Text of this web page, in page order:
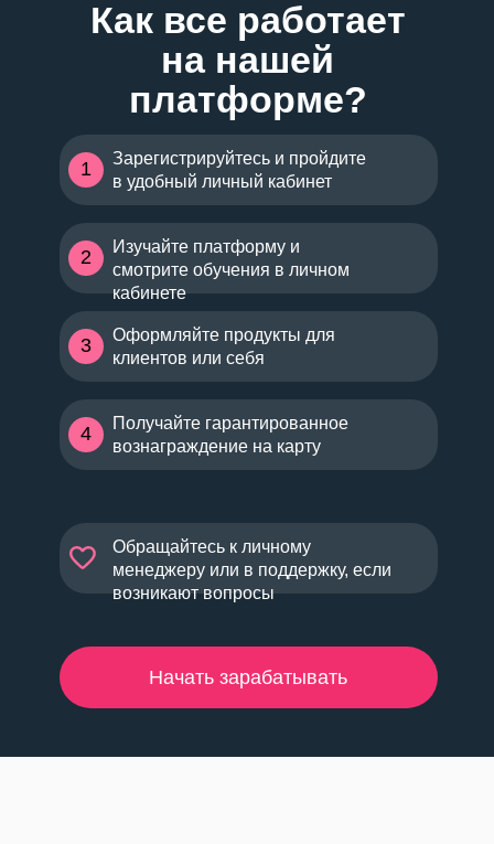
Как все работает
на нашей
платформе?
1
Зарегистрируйтесь и пройдите
в удобный личный кабинет
2
Изучайте платформу и
смотрите обучения в личном
кабинете
3
Оформляйте продукты для
клиентов или себя
4
Получайте гарантированное
вознаграждение на карту
Обращайтесь к личному
менеджеру или в поддержку, если
возникают вопросы
Начать зарабатывать